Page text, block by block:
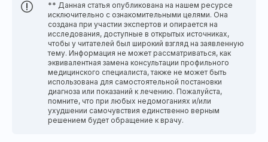
** Данная статья опубликована на нашем ресурсе
исключительно с ознакомительными целями. Она
создана при участии экспертов и опирается на
исследования, доступные в открытых источниках,
чтобы у читателей был широкий взгляд на заявленную
тему. Информация не может рассматриваться, как
эквивалентная замена консультации профильного
медицинского специалиста, также не может быть
использована для самостоятельной постановки
диагноза или показаний к лечению. Пожалуйста,
помните, что при любых недомоганиях и/или
ухудшении самочувствия единственно верным
решением будет обращение к врачу.